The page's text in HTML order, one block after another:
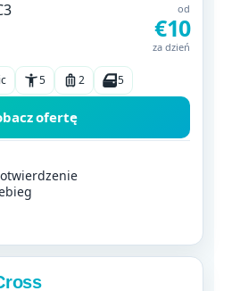
od
€10
za dzień
5 2 5
ofertę